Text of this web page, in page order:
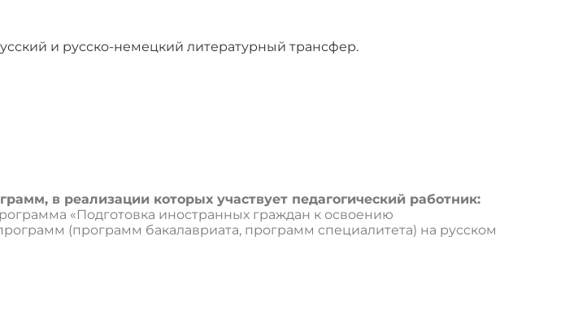
и русско-немецкий литературный трансфер.
в реализации которых участвует педагогический работник:
«Подготовка иностранных граждан к освоению
(программ бакалавриата, программ специалитета) на русском